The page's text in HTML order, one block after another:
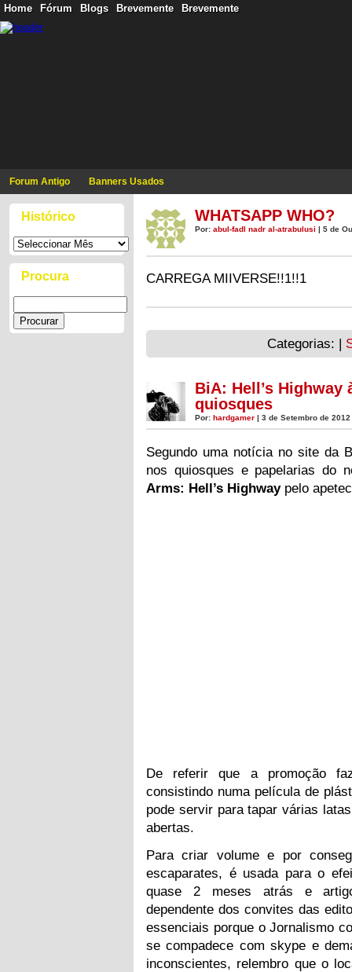
Home Fórum Blogs Brevemente Brevemente
Forum Antigo Banners Usados
Histórico
Procura
WHATSAPP WHO?
Por: abul-fadl nadr al-atrabulusi | 5 de
CARREGA MIIVERSE!!1!!1
Categorias: |
BiA: Hell’s Highway
quiosques
Por: hardgamer | 3 de Setembro de
Segundo uma notícia no site da
nos quiosques e papelarias do
Arms: Hell’s Highwaypelo
De referir que a promoção
consistindo numa película de
pode servir para tapar várias
abertas.
Para criar volume e por
escaparates, é usada para o
quase 2 meses atrás e
dependente dos convites das
essenciais porque o Jornalismo
se compadece com skype e
inconscientes, relembro que o